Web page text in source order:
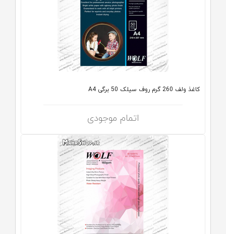
کاغذ ولف 260 گرم روف سیلک 50 برگی A4
اتمام موجودی